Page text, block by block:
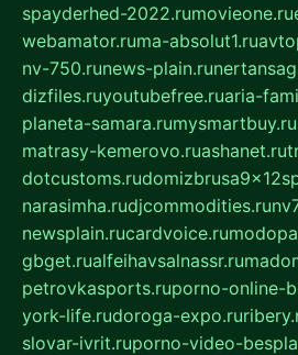
spayderhed-2022.rumovieone.ru
webamator.ruma-absolut1.ru
nv-750.runews-plain.ru
dizfiles.ruyoutubefree.ruaria-
planeta-samara.rumysmartbuy.ru
matrasy-kemerovo.ruashanet.ru
dotcustoms.ru
narasimha.rudjcommodities.ru
newsplain.rucardvoice.ru
gbget.rualfeihavsalnassr.ru
petrovkasports.ruporno-online-
york-life.rudoroga-expo.ru
slovar-ivrit.ruporno-video-